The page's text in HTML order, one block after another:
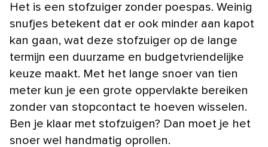
Het is een stofzuiger zonder poespas. Weinig
snufjes betekent dat er ook minder aan kapot
kan gaan, wat deze stofzuiger op de lange
termijn een duurzame en budgetvriendelijke
keuze maakt. Met het lange snoer van tien
meter kun je een grote oppervlakte bereiken
zonder van stopcontact te hoeven wisselen.
Ben je klaar met stofzuigen? Dan moet je het
snoer wel handmatig oprollen.